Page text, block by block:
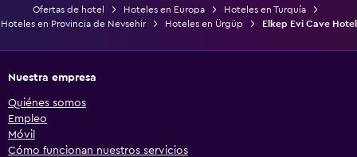
Ofertas de hotel Hoteles en Europa
Hoteles en Turquía
Hoteles en Provincia de Nevsehir
Hoteles en Ürgüp Elkep Evi Cave Hotel
Nuestra empresa
Quiénes somos
Empleo
Móvil
Cómo funcionan nuestros servicios